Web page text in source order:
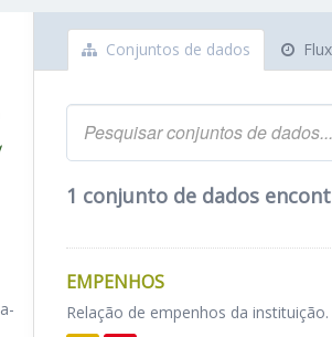
Conjuntos de dados
1 conjunto de dados
EMPENHOS
Relação de empenhos da instituição.